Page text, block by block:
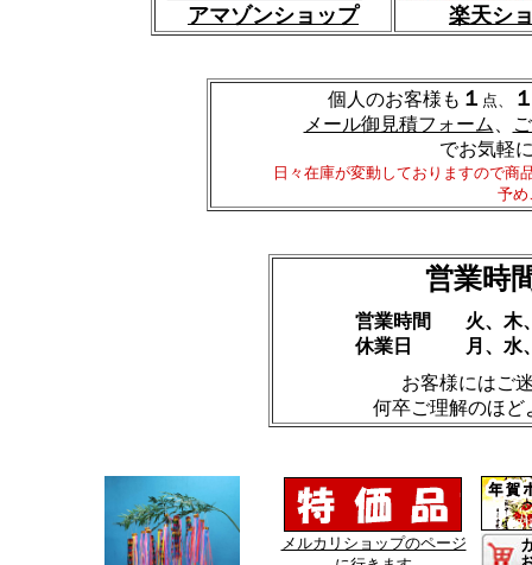
アマゾンショップ 楽天シ
個人のお客様も １ 点、
メール御見積フォーム
でお気軽
日々在庫が変動しておりますので商
予め
営業時
営業時間
休業日
火、木
月、水
お客様にはご
何卒ご理解のほど
メルカリショップのページ